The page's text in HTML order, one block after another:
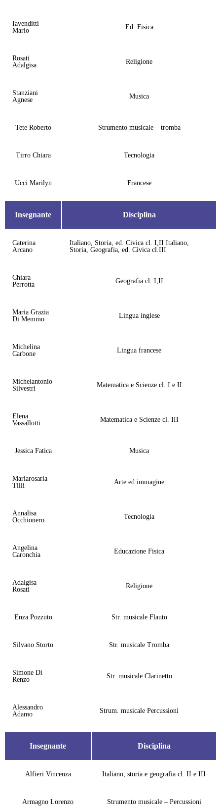
Iavenditti
Mario
Ed. Fisica
Rosati
Adalgisa
Religione
Stanziani
Agnese
Musica
Tete Roberto Strumento musicale – tromba
Tirro Chiara Tecnologia
Ucci Marilyn Francese
Insegnante Disciplina
Caterina
Arcano
Italiano, Storia, ed. Civica cl. I,II Italiano,
Storia, Geografia, ed. Civica cl.III
Chiara
Perrotta
Geografia cl. I,II
Maria Grazia
Di Memmo
Lingua inglese
Michelina
Carbone
Lingua francese
Michelantonio
Silvestri
Matematica e Scienze cl. I e II
Elena
Vassallotti
Matematica e Scienze cl. III
Jessica Fatica Musica
Mariarosaria
Tilli
Arte ed immagine
Annalisa
Occhionero
Tecnologia
Angelina
Caronchia
Educazione Fisica
Adalgisa
Rosati
Religione
Enza Pozzuto Str. musicale Flauto
Silvano Storto Str. musicale Tromba
Simone Di
Renzo
Str. musicale Clarinetto
Alessandro
Adamo
Strum. musicale Percussioni
Insegnante Disciplina
Alfieri Vincenza Italiano, storia e geografia cl. II e III
Armagno Lorenzo Strumento musicale – Percussioni